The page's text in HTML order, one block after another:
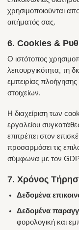
χρησιμοποιούνται
αιτήματός σας.
6. Cookies &
Ο ιστότοπος
λειτουργικότητα, τη
εμπειρίας
στοιχείων.
Η διαχείριση των
εργαλείου
επιτρέπει στον
προσαρμόσει τις
σύμφωνα με τον
7. Χρόνος
Δεδομένα
Δεδομένα
φορολογική και